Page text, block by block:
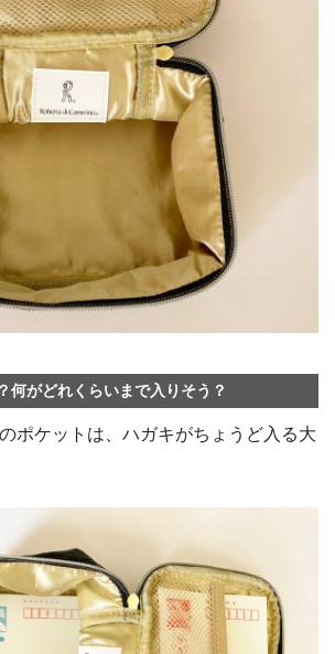
何がどれくらいまで入りそう？
ポケットは、ハガキがちょうど入る大